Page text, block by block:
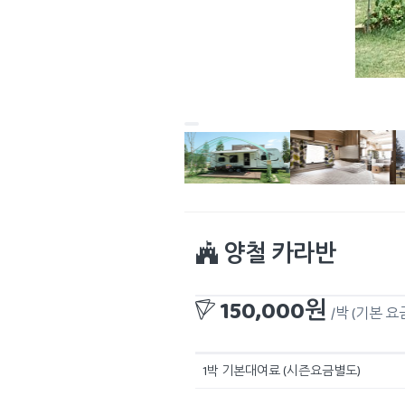
양철 카라반
150,000원 /박(기본 요
1박 기본대여료 (시즌요금별도)